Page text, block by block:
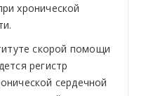
хронической
скорой помощи
регистр
сердечной